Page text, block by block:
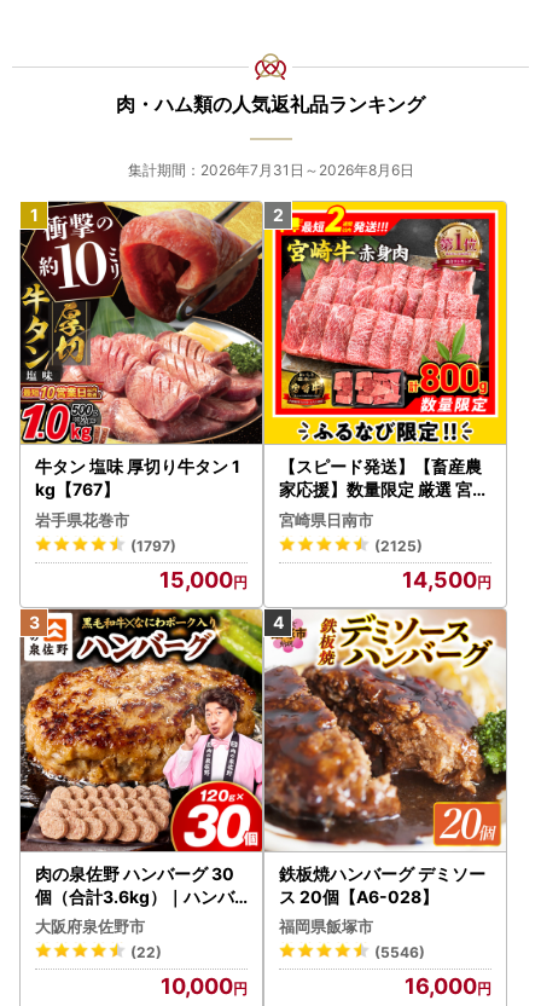
年1月1日までに名前や住所等（電話番号を除く）の変更があ
った場合は、1月10日必着で「申請事項変更届出書」を上記
あて先までご提出ください。
なお、「申請事項変更出書」はワンストップ特例申請におい
てのみ適用されます。「書類送付先」また「返礼品送付先」
と「返礼品送付先」の変更をご希望の方は、下記のお問い合
わせ先までご連絡お願いします。
【ワンストップ特例申請について】
書類到着後、順次受付を行ってまいりますが、登録までにお
時間をいただくことがございます。予めご了承ください。
「書類不備メール」もしくは「ワンストップ特例受付完了メ
ール」が寄附申込時に登録されたメールアドレスへ配信され
ますので、ご確認よろしくお願いします。
※書類不備の場合は、ワンストップ特例は適用されませんの
で、できるだけ早く必要書類をご提出くださいますようお願
いします。
＜＜詐欺サイトにご注意ください！＞＞
ふるさと納税を割引で取り扱っているように見せかけたサイ
トが発見されております。
上峰町のふるさと納税とは一切関係がございませんので、ご
注意ください。
【一時所得について】
寄附者へのお礼として特産品を送る場合がありますが、これ
は一時所得に該当します。
これは、ふるさと納税(寄附)が収入(特産品)を得るための支
出として扱われず、寄附金控除の対象とされていることに伴
うものであり、一時所得は、年間50万円を超える場合に、
超えた額について課税対象となります。
なお、懸賞や福引きの賞金品、生命保険の一時金や損害保険
の満期払戻金なども、一時所得に該当しますのでご注意くだ
さい。
一時所得について、詳しくは
をご覧下さい。
肉・ハム類の人気返礼品ランキング
集計期間：2026年7月31日～2026年8月6日
牛タン 塩味 厚切り牛タン 1
kg【767】
岩手県花巻市
(1797)
15,000
【スピード発送】【畜産農
家応援】数量限定 厳選 宮崎
牛 赤身 焼肉 計800g FN-Li
mited-PR_BDV5-26-2W
宮崎県日南市
(2125)
14,500
肉の泉佐野 ハンバーグ 30
個（合計3.6kg）｜ハンバ
ーグ 訳あり 黒毛和牛×なに
わポーク
大阪府泉佐野市
(22)
10,000
鉄板焼ハンバーグ デミソー
ス 20個【A6-028】
福岡県飯塚市
(5546)
16,000